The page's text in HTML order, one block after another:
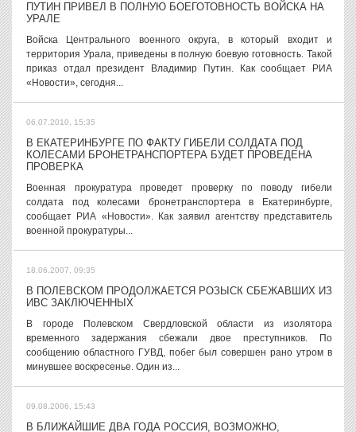
ПУТИН ПРИВЕЛ В ПОЛНУЮ БОЕГОТОВНОСТЬ ВОЙСКА НА
УРАЛЕ
Войска Центрального военного округа, в который входит и
территория Урала, приведены в полную боевую готовность. Такой
приказ отдал президент Владимир Путин. Как сообщает РИА
«Новости», сегодня...
06.07.2010, 15:35
В ЕКАТЕРИНБУРГЕ ПО ФАКТУ ГИБЕЛИ СОЛДАТА ПОД
КОЛЕСАМИ БРОНЕТРАНСПОРТЕРА БУДЕТ ПРОВЕДЕНА
ПРОВЕРКА
Военная прокуратура проведет проверку по поводу гибели
солдата под колесами бронетранспортера в Екатеринбурге,
сообщает РИА «Новости». Как заявил агентству представитель
военной прокуратуры...
18.06.2007, 09:35
В ПОЛЕВСКОМ ПРОДОЛЖАЕТСЯ РОЗЫСК СБЕЖАВШИХ ИЗ
ИВС ЗАКЛЮЧЕННЫХ
В городе Полевском Свердловской области из изолятора
временного задержания сбежали двое преступников. По
сообщению областного ГУВД, побег был совершен рано утром в
минувшее воскресенье. Один из...
09.08.2006, 15:43
В БЛИЖАЙШИЕ ДВА ГОДА РОССИЯ, ВОЗМОЖНО,